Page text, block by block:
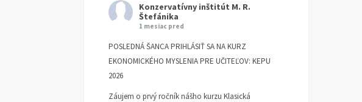
Konzervatívny inštitút M. R.
Štefánika
1 mesiac pred
POSLEDNÁ ŠANCA PRIHLÁSIŤ SA NA KURZ
EKONOMICKÉHO MYSLENIA PRE UČITEĽOV: KEPU
2026
Záujem o prvý ročník nášho kurzu Klasická